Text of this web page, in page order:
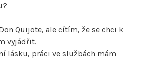
Quijote, ale cítím, že se chci k
vyjádřit.
lásku, práci ve službách mám